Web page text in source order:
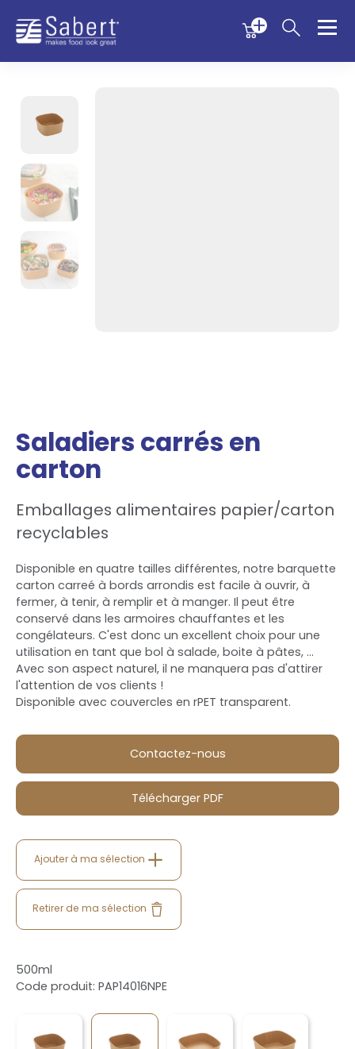
Menu
Sabert
Saladiers carrés en
carton
Emballages alimentaires papier/carton
recyclables
Disponible en quatre tailles différentes, notre barquette
carton carreé à bords arrondis est facile à ouvrir, à
fermer, à tenir, à remplir et à manger. Il peut être
conservé dans les armoires chauffantes et les
congélateurs. C'est donc un excellent choix pour une
utilisation en tant que bol à salade, boite à pâtes, ...
Avec son aspect naturel, il ne manquera pas d'attirer
l'attention de vos clients !
Disponible avec couvercles en rPET transparent.
Contactez-nous
Télécharger PDF
Ajouter à ma sélection
Retirer de ma sélection
500ml
Code produit: PAP14016NPE